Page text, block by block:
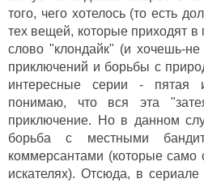
того, чего хотелось (то есть
тех вещей, которые приходят
слово "клондайк" (и хочешь-
приключений и борьбы с
интересные серии - пятая
понимаю, что вся эта
приключение. Но в данном
борьба с местными
коммерсантами (которые само
искателях). Отсюда, в